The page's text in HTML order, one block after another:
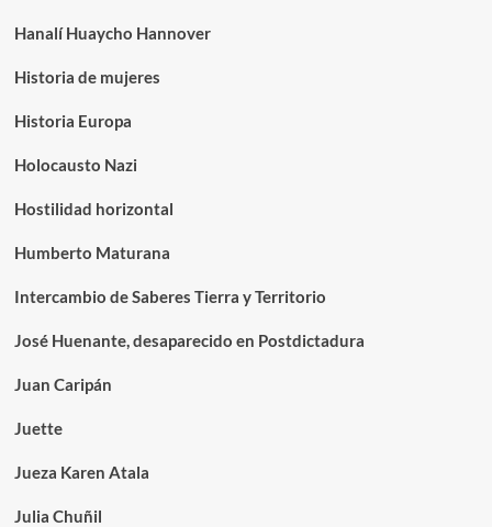
Hanalí Huaycho Hannover
Historia de mujeres
Historia Europa
Holocausto Nazi
Hostilidad horizontal
Humberto Maturana
Intercambio de Saberes Tierra y Territorio
José Huenante, desaparecido en Postdictadura
Juan Caripán
Juette
Jueza Karen Atala
Julia Chuñil